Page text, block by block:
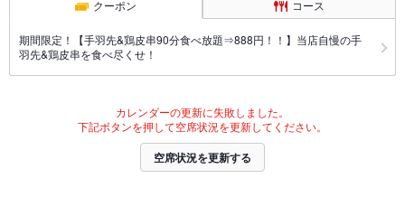
クーポン コース
期間限定！【手羽先&鶏皮串90分食べ放題⇒888円！！】当店自慢の手
羽先&鶏皮串を食べ尽くせ！
カレンダーの更新に失敗しました。
下記ボタンを押して空席状況を更新してください。
空席状況を更新する